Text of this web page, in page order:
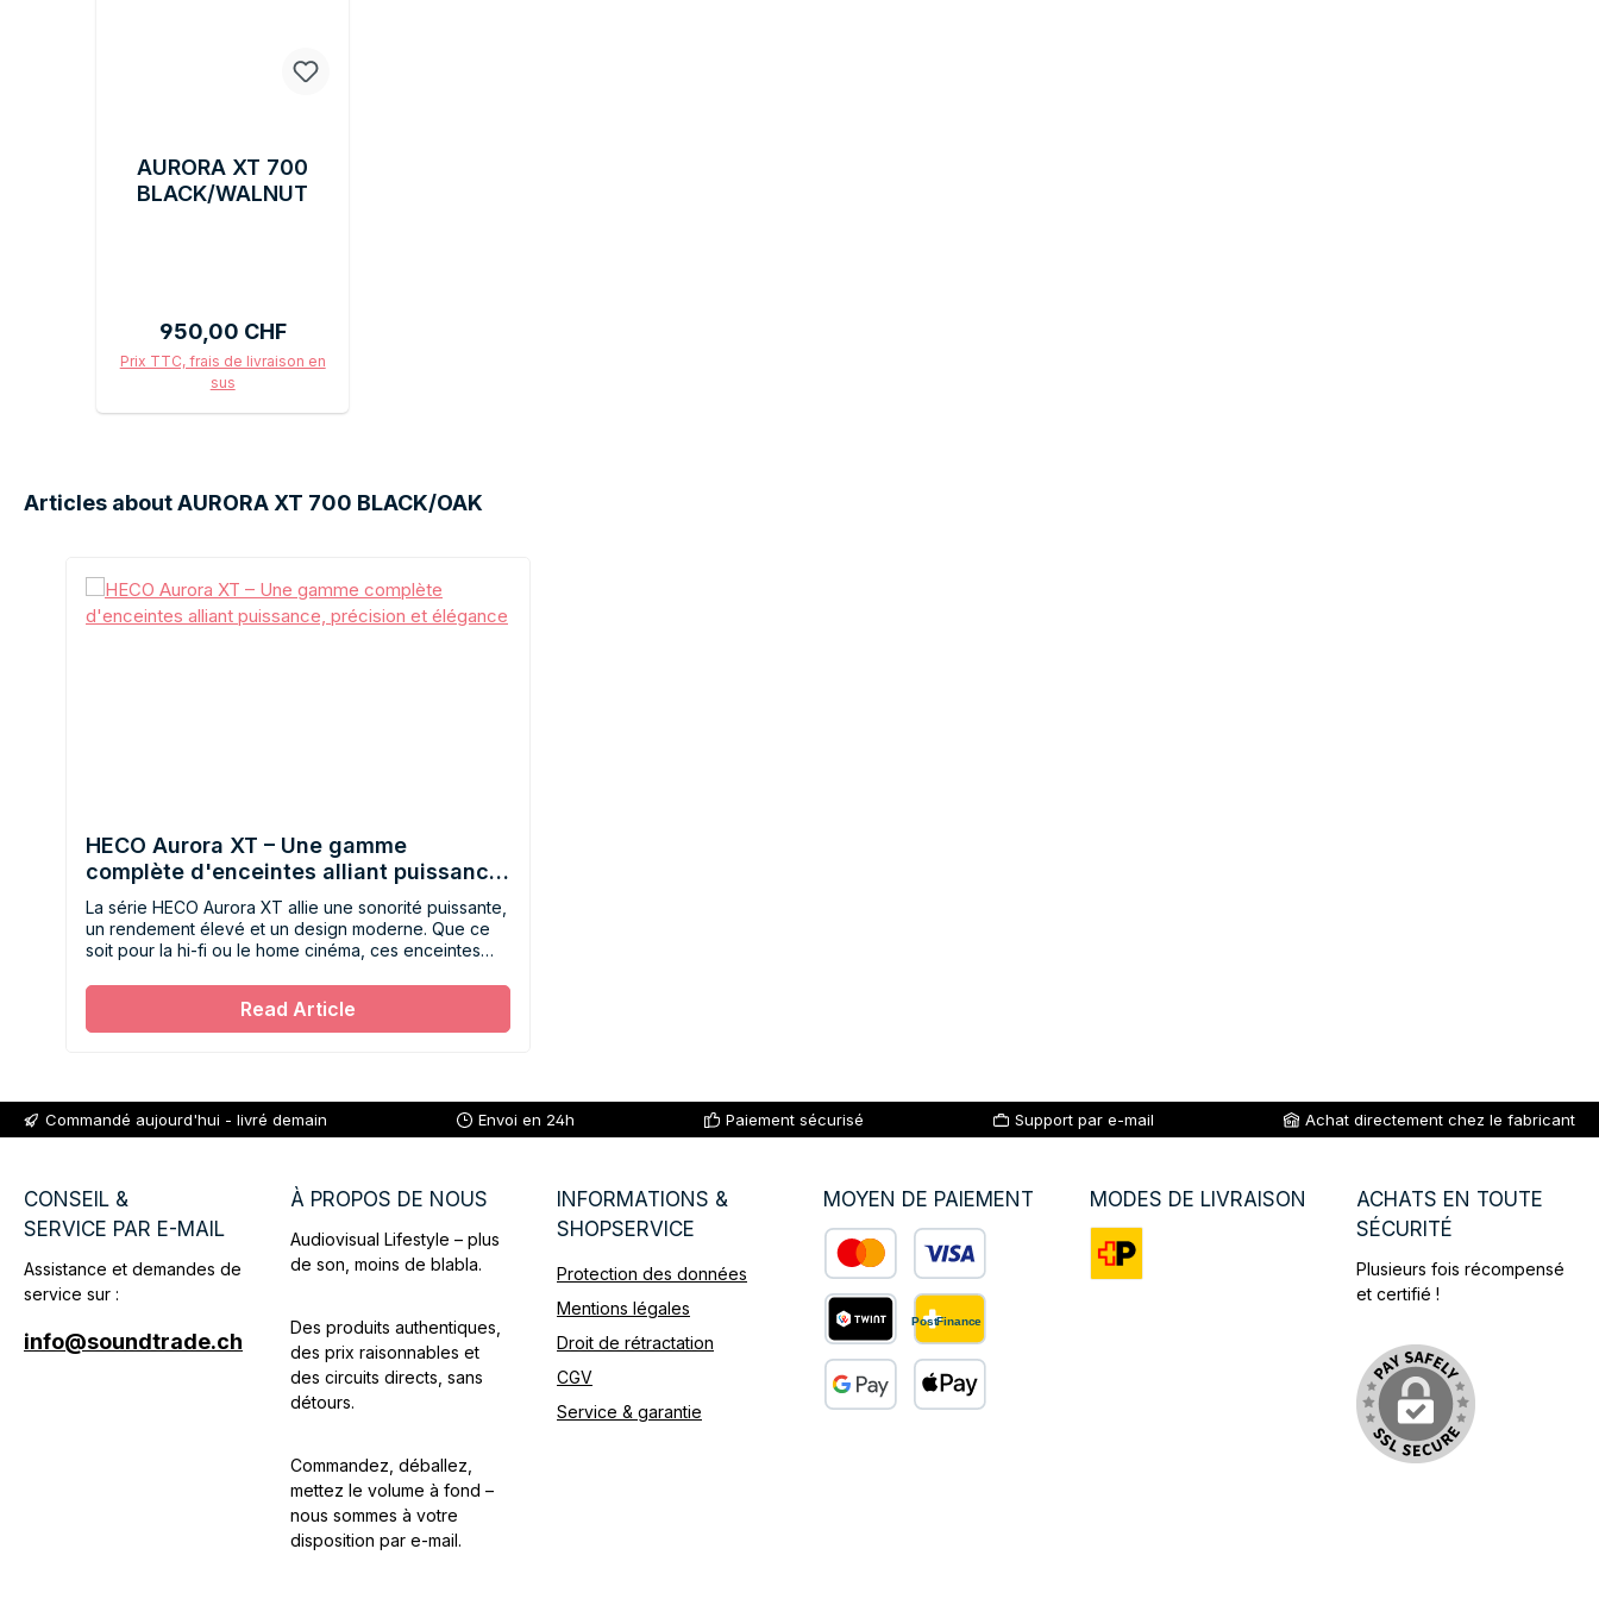
AURORA XT 700
BLACK/WALNUT
Prix régulier :
950,00 CHF
Prix TTC, frais de livraison en
sus
Articles about AURORA XT 700 BLACK/OAK
HECO Aurora XT – Une gamme
complète d'enceintes alliant puissance,
précision et élégance
La série HECO Aurora XT allie une sonorité puissante,
un rendement élevé et un design moderne. Que ce
soit pour la hi-fi ou le home cinéma, ces enceintes
environnements d'écoute exigeants.
Read Article
Commandé aujourd'hui - livré demain Envoi en 24h Paiement sécurisé Support par e-mail Achat directement chez le fabricant
CONSEIL &
SERVICE PAR E-MAIL
Assistance et demandes de
service sur :
info@soundtrade.ch
À PROPOS DE NOUS
Audiovisual Lifestyle – plus
de son, moins de blabla.
Des produits authentiques,
des prix raisonnables et
des circuits directs, sans
détours.
Commandez, déballez,
mettez le volume à fond –
nous sommes à votre
disposition par e-mail.
INFORMATIONS &
SHOPSERVICE
Protection des données
Mentions légales
Droit de rétractation
CGV
Service & garantie
MOYEN DE PAIEMENT
Custom image 1
Custom image 2
MODES DE LIVRAISON
ACHATS EN TOUTE
SÉCURITÉ
Plusieurs fois récompensé
et certifié !